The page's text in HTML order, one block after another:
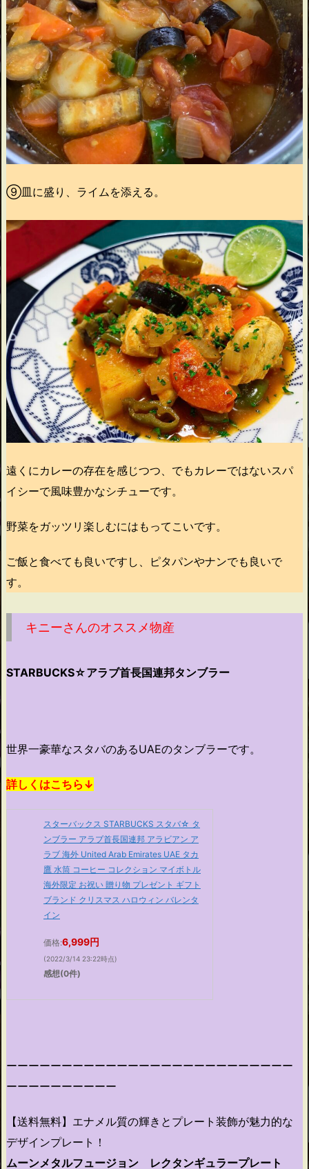
⑨皿に盛り、ライムを添える。
遠くにカレーの存在を感じつつ、でもカレーではないスパ
イシーで風味豊かなシチューです。
野菜をガッツリ楽しむにはもってこいです。
ご飯と食べても良いですし、ピタパンやナンでも良いで
す。
キニーさんのオススメ物産
STARBUCKS☆アラブ首長国連邦タンブラー
世界一豪華なスタバのあるUAEのタンブラーです。
詳しくはこちら↓
スターバックス STARBUCKS スタバ☆ タ
ンブラー アラブ首長国連邦 アラビアン ア
ラブ 海外 United Arab Emirates UAE タカ
鷹 水筒 コーヒー コレクション マイボトル
海外限定 お祝い 贈り物 プレゼント ギフト
ブランド クリスマス ハロウィン バレンタ
イン
価格:6,999円
(2022/3/14 23:22時点)
感想(0件)
ーーーーーーーーーーーーーーーーーーーーーーーーーー
ーーーーーーーーーー
【送料無料】エナメル質の輝きとプレート装飾が魅力的な
デザインプレート！
ムーンメタルフュージョン レクタンギュラープレート